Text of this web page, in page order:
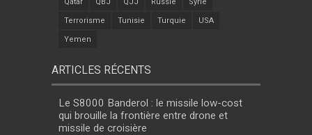
Terrorisme Tunisie Turquie USA
Yemen
ARTICLES RÉCENTS
Le S8000 Banderol : le missile low-cost
qui brouille la frontière entre drone et
missile de croisière